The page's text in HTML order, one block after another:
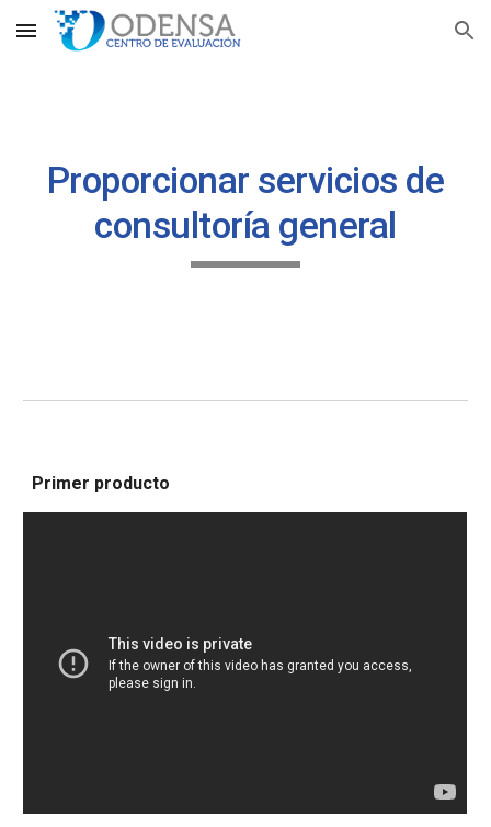
Skip to main content Skip to navigation
Proporcionar servicios de
consultoría general
Primer producto